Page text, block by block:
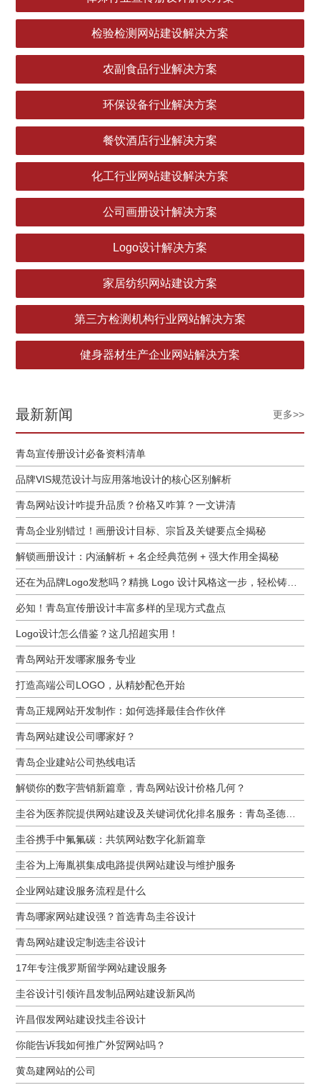
检验检测网站建设解决方案
农副食品行业解决方案
环保设备行业解决方案
餐饮酒店行业解决方案
化工行业网站建设解决方案
公司画册设计解决方案
Logo设计解决方案
家居纺织网站建设方案
第三方检测机构行业网站解决方案
健身器材生产企业网站解决方案
最新新闻 更多>>
青岛宣传册设计必备资料清单
品牌VIS规范设计与应用落地设计的核心区别解析
青岛网站设计咋提升品质？价格又咋算？一文讲清
青岛企业别错过！画册设计目标、宗旨及关键要点全揭秘
解锁画册设计：内涵解析 + 名企经典范例 + 强大作用全揭秘
必知！青岛宣传册设计丰富多样的呈现方式盘点
Logo设计怎么借鉴？这几招超实用！
青岛网站开发哪家服务专业
打造高端公司LOGO，从精妙配色开始
青岛正规网站开发制作：如何选择最佳合作伙伴
青岛网站建设公司哪家好？
青岛企业建站公司热线电话
解锁你的数字营销新篇章，青岛网站设计价格几何？
圭谷携手中氟氟碳：共筑网站数字化新篇章
圭谷为上海胤祺集成电路提供网站建设与维护服务
企业网站建设服务流程是什么
青岛哪家网站建设强？首选青岛圭谷设计
青岛网站建设定制选圭谷设计
17年专注俄罗斯留学网站建设服务
圭谷设计引领许昌发制品网站建设新风尚
许昌假发网站建设找圭谷设计
你能告诉我如何推广外贸网站吗？
黄岛建网站的公司